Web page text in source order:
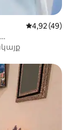
Միջին
4,92 (49)